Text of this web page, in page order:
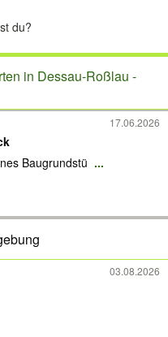
in Dessau-Roßlau -
17.06.2026
Baugrundstü ...
03.08.2026